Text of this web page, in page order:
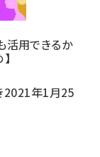
活用できるか
2021年1月25